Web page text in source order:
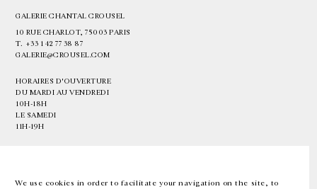
We use cookies in order to facilitate your navigation on the site, to
GALERIE CHANTAL CROUSEL
10 RUE CHARLOT, 75003 PARIS
T. +33 1 42 77 38 87
GALERIE@CROUSEL.COM
HORAIRES D'OUVERTURE
DU MARDI AU VENDREDI
10H-18H
LE SAMEDI
11H-19H